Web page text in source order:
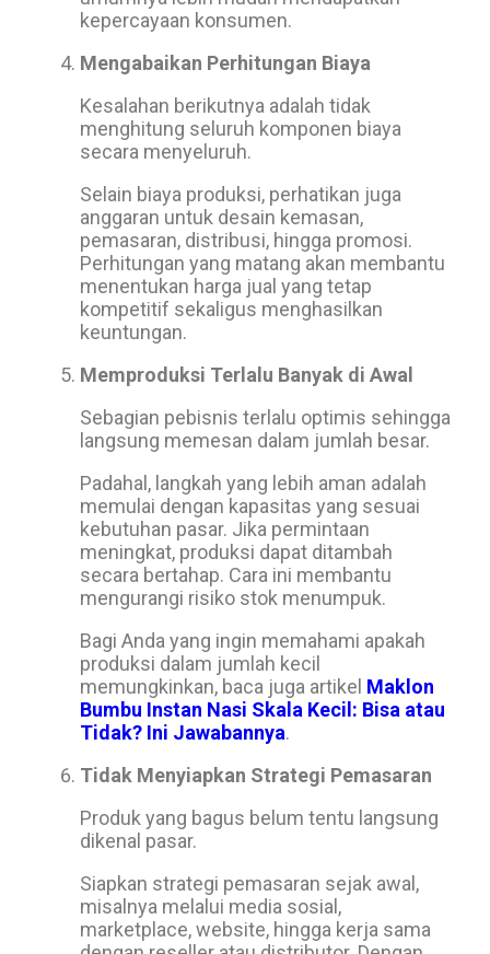
kepercayaan konsumen.
Mengabaikan Perhitungan Biaya
Kesalahan berikutnya adalah tidak
menghitung seluruh komponen biaya
secara menyeluruh.
Selain biaya produksi, perhatikan juga
anggaran untuk desain kemasan,
pemasaran, distribusi, hingga promosi.
Perhitungan yang matang akan membantu
menentukan harga jual yang tetap
kompetitif sekaligus menghasilkan
keuntungan.
Memproduksi Terlalu Banyak di Awal
Sebagian pebisnis terlalu optimis sehingga
langsung memesan dalam jumlah besar.
Padahal, langkah yang lebih aman adalah
memulai dengan kapasitas yang sesuai
kebutuhan pasar. Jika permintaan
meningkat, produksi dapat ditambah
secara bertahap. Cara ini membantu
mengurangi risiko stok menumpuk.
Bagi Anda yang ingin memahami apakah
produksi dalam jumlah kecil
memungkinkan, baca juga artikel Maklon
Bumbu Instan Nasi Skala Kecil: Bisa atau
Tidak? Ini Jawabannya.
Tidak Menyiapkan Strategi Pemasaran
Produk yang bagus belum tentu langsung
dikenal pasar.
Siapkan strategi pemasaran sejak awal,
misalnya melalui media sosial,
marketplace, website, hingga kerja sama